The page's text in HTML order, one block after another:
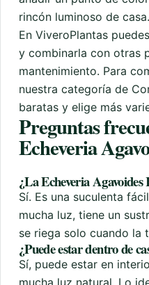
rincón luminoso de casa.
En ViveroPlantas
y combinarla con otras
mantenimiento. Para
nuestra categoría de
baratas y elige más
Preguntas
Echeveria
¿La Echeveria
Sí. Es una suculenta
mucha luz, tiene un
se riega solo cuando la
¿Puede estar dentro de
Sí, puede estar en
mucha luz natural. Lo